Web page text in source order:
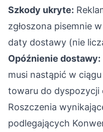
Szkody ukryte:
zgłoszona pisemnie
daty dostawy (nie
Opóźnienie dostawy:
musi nastąpić w ciągu
towaru do dyspozycji
Roszczenia
podlegających